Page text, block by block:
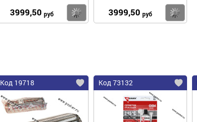
Купить
3999,50 руб Купить
3999,50 руб
Код 19718 Код 73132